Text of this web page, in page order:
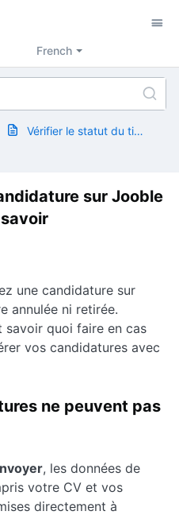
French
Vérifier le statut du ticket
sur Jooble
une candidature sur
annulée ni retirée.
quoi faire en cas
vos candidatures avec
ne peuvent pas
, les données de
votre CV et vos
directement à